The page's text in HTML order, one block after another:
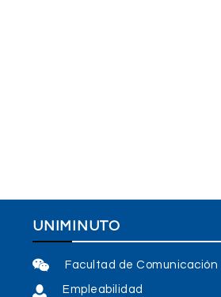
UNIMINUTO
Facultad de Comunicación
Empleabilidad